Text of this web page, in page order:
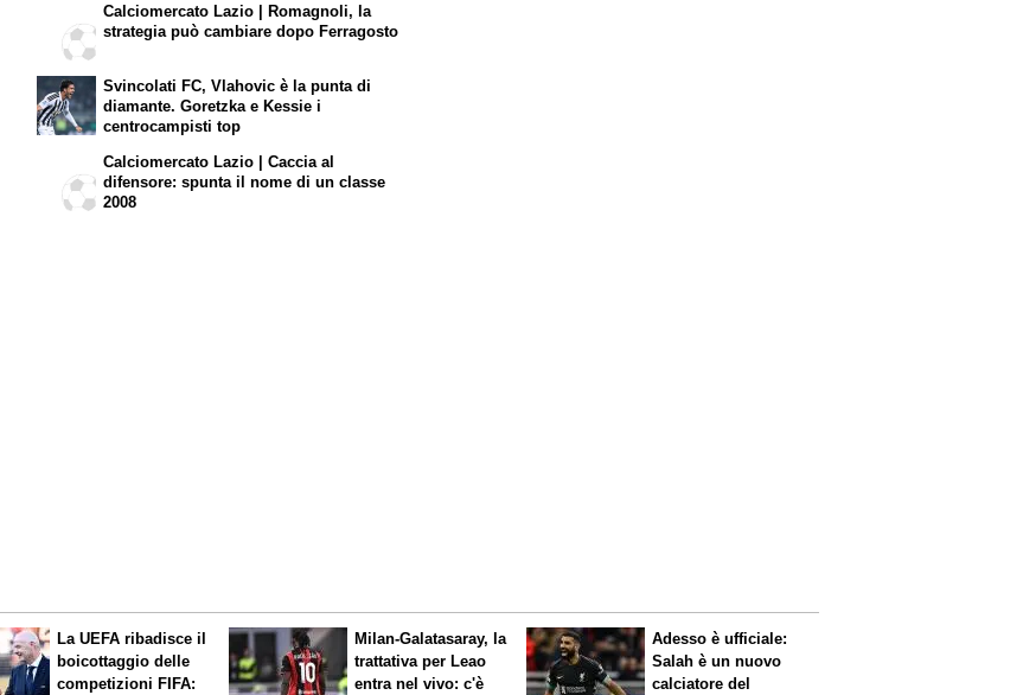
Calciomercato Lazio | Romagnoli, la
strategia può cambiare dopo Ferragosto
Svincolati FC, Vlahovic è la punta di
diamante. Goretzka e Kessie i
centrocampisti top
Calciomercato Lazio | Caccia al
difensore: spunta il nome di un classe
2008
La UEFA ribadisce il
boicottaggio delle
competizioni FIFA:
Milan-Galatasaray, la
trattativa per Leao
entra nel vivo: c'è
Adesso è ufficiale:
Salah è un nuovo
calciatore del